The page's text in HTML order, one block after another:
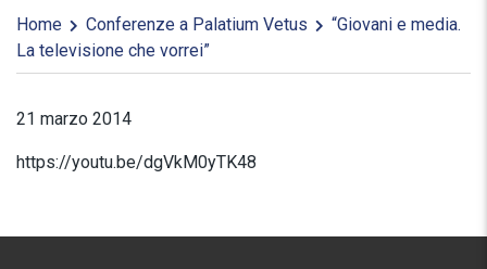
Home Conferenze a Palatium Vetus
“Giovani e media.
La televisione che vorrei”
21 marzo 2014
https://youtu.be/dgVkM0yTK48